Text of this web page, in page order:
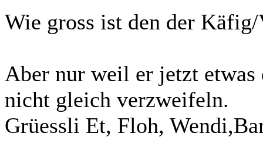
Wie gross ist den der
Aber nur weil er jetzt
nicht gleich verzweifeln.
Grüessli Et, Floh,